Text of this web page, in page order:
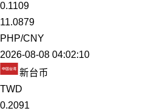
0.1109
11.0879
PHP/CNY
2026-08-08 04:02:10
新台币
TWD
0.2091